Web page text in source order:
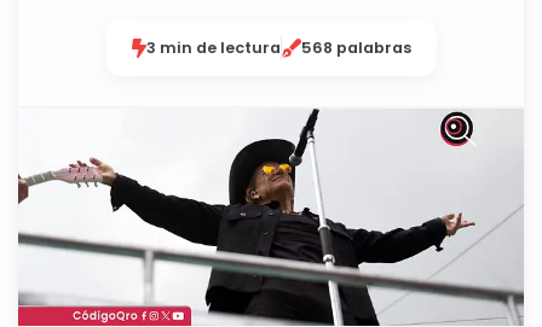
3 min de lectura 568 palabras